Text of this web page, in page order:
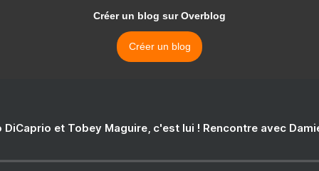
Créer un blog sur Overblog
Créer un blog
DiCaprio et Tobey Maguire, c'est lui ! Rencontre avec